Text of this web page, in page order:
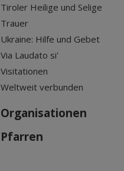
Tiroler Heilige und Selige
Trauer
Ukraine: Hilfe und Gebet
Via Laudato si'
Visitationen
Weltweit verbunden
Organisationen
Pfarren